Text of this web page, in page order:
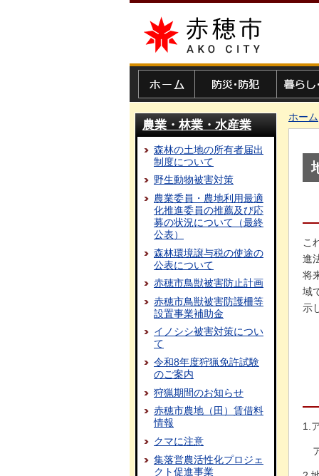
赤穂市
農業・林業・水産業
森林の土地の所有者届出
制度について
野生動物被害対策
農業委員・農地利用最適
化推進委員の推薦及び応
募の状況について（最終
公表）
森林環境譲与税の使途の
公表について
赤穂市鳥獣被害防止計画
赤穂市鳥獣被害防護柵等
設置事業補助金
イノシシ被害対策につい
て
令和8年度狩猟免許試験
のご案内
狩猟期間のお知らせ
赤穂市農地（田）賃借料
情報
クマに注意
集落営農活性化プロジェ
クト促進事業
ホーム
こ
進
将
域
示
1.